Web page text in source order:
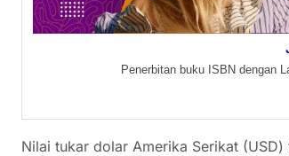
Penerbitan buku ISBN dengan
Nilai tukar dolar Amerika Serikat